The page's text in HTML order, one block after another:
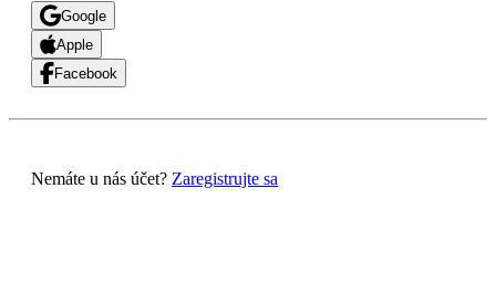
Google
Apple
Facebook
Nemáte u nás účet? Zaregistrujte sa